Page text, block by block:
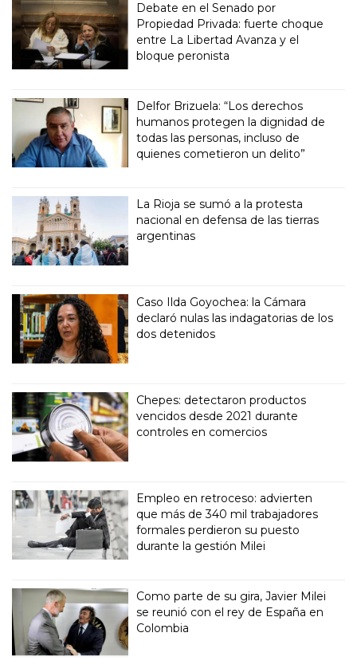
Debate en el Senado por
Propiedad Privada: fuerte choque
entre La Libertad Avanza y el
bloque peronista
Delfor Brizuela: “Los derechos
humanos protegen la dignidad de
todas las personas, incluso de
quienes cometieron un delito”
La Rioja se sumó a la protesta
nacional en defensa de las tierras
argentinas
Caso Ilda Goyochea: la Cámara
declaró nulas las indagatorias de los
dos detenidos
Chepes: detectaron productos
vencidos desde 2021 durante
controles en comercios
Empleo en retroceso: advierten
que más de 340 mil trabajadores
formales perdieron su puesto
durante la gestión Milei
Como parte de su gira, Javier Milei
se reunió con el rey de España en
Colombia